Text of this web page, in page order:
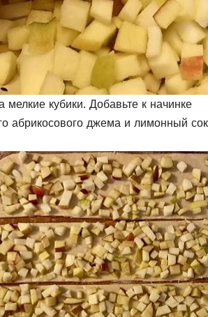
кубики. Добавьте к начинке
абрикосового джема и лимонный